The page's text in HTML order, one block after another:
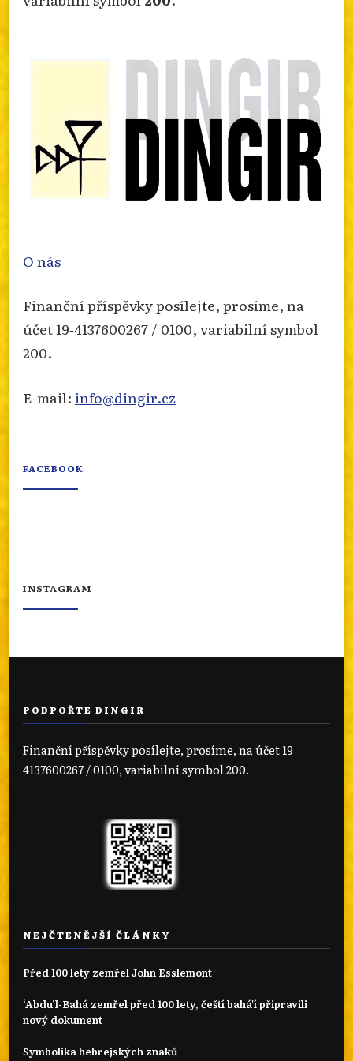
Photo
O nás
Finanční příspěvky posílejte, prosíme, na
účet 19‐4137600267 / 0100, variabilní symbol
200.
E-mail: info@dingir.cz
FACEBOOK
INSTAGRAM
PODPOŘTE DINGIR
Finanční příspěvky posílejte, prosíme, na účet 19‐
4137600267 / 0100, variabilní symbol 200.
NEJČTENĚJŠÍ ČLÁNKY
Před 100 lety zemřel John Esslemont
‘Abdu’l-Bahá zemřel před 100 lety, čeští bahá'í připravili
nový dokument
Symbolika hebrejských znaků